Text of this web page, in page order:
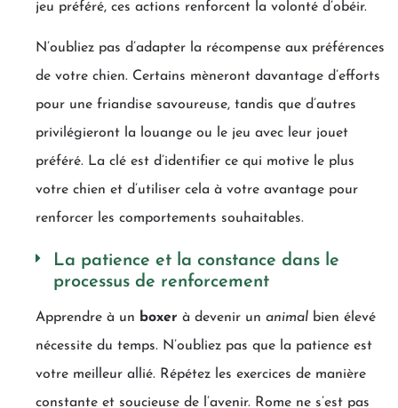
jeu préféré, ces actions renforcent la volonté d’obéir.
N’oubliez pas d’adapter la récompense aux préférences
de votre chien. Certains mèneront davantage d’efforts
pour une friandise savoureuse, tandis que d’autres
privilégieront la louange ou le jeu avec leur jouet
préféré. La clé est d’identifier ce qui motive le plus
votre chien et d’utiliser cela à votre avantage pour
renforcer les comportements souhaitables.
La patience et la constance dans le
processus de renforcement
Apprendre à un boxer à devenir un animal bien élevé
nécessite du temps. N’oubliez pas que la patience est
votre meilleur allié. Répétez les exercices de manière
constante et soucieuse de l’avenir. Rome ne s’est pas